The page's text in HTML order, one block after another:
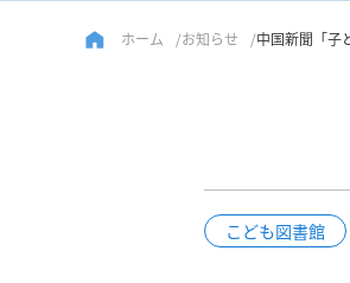
ホーム お知らせ 中国新聞「子
こども図書館